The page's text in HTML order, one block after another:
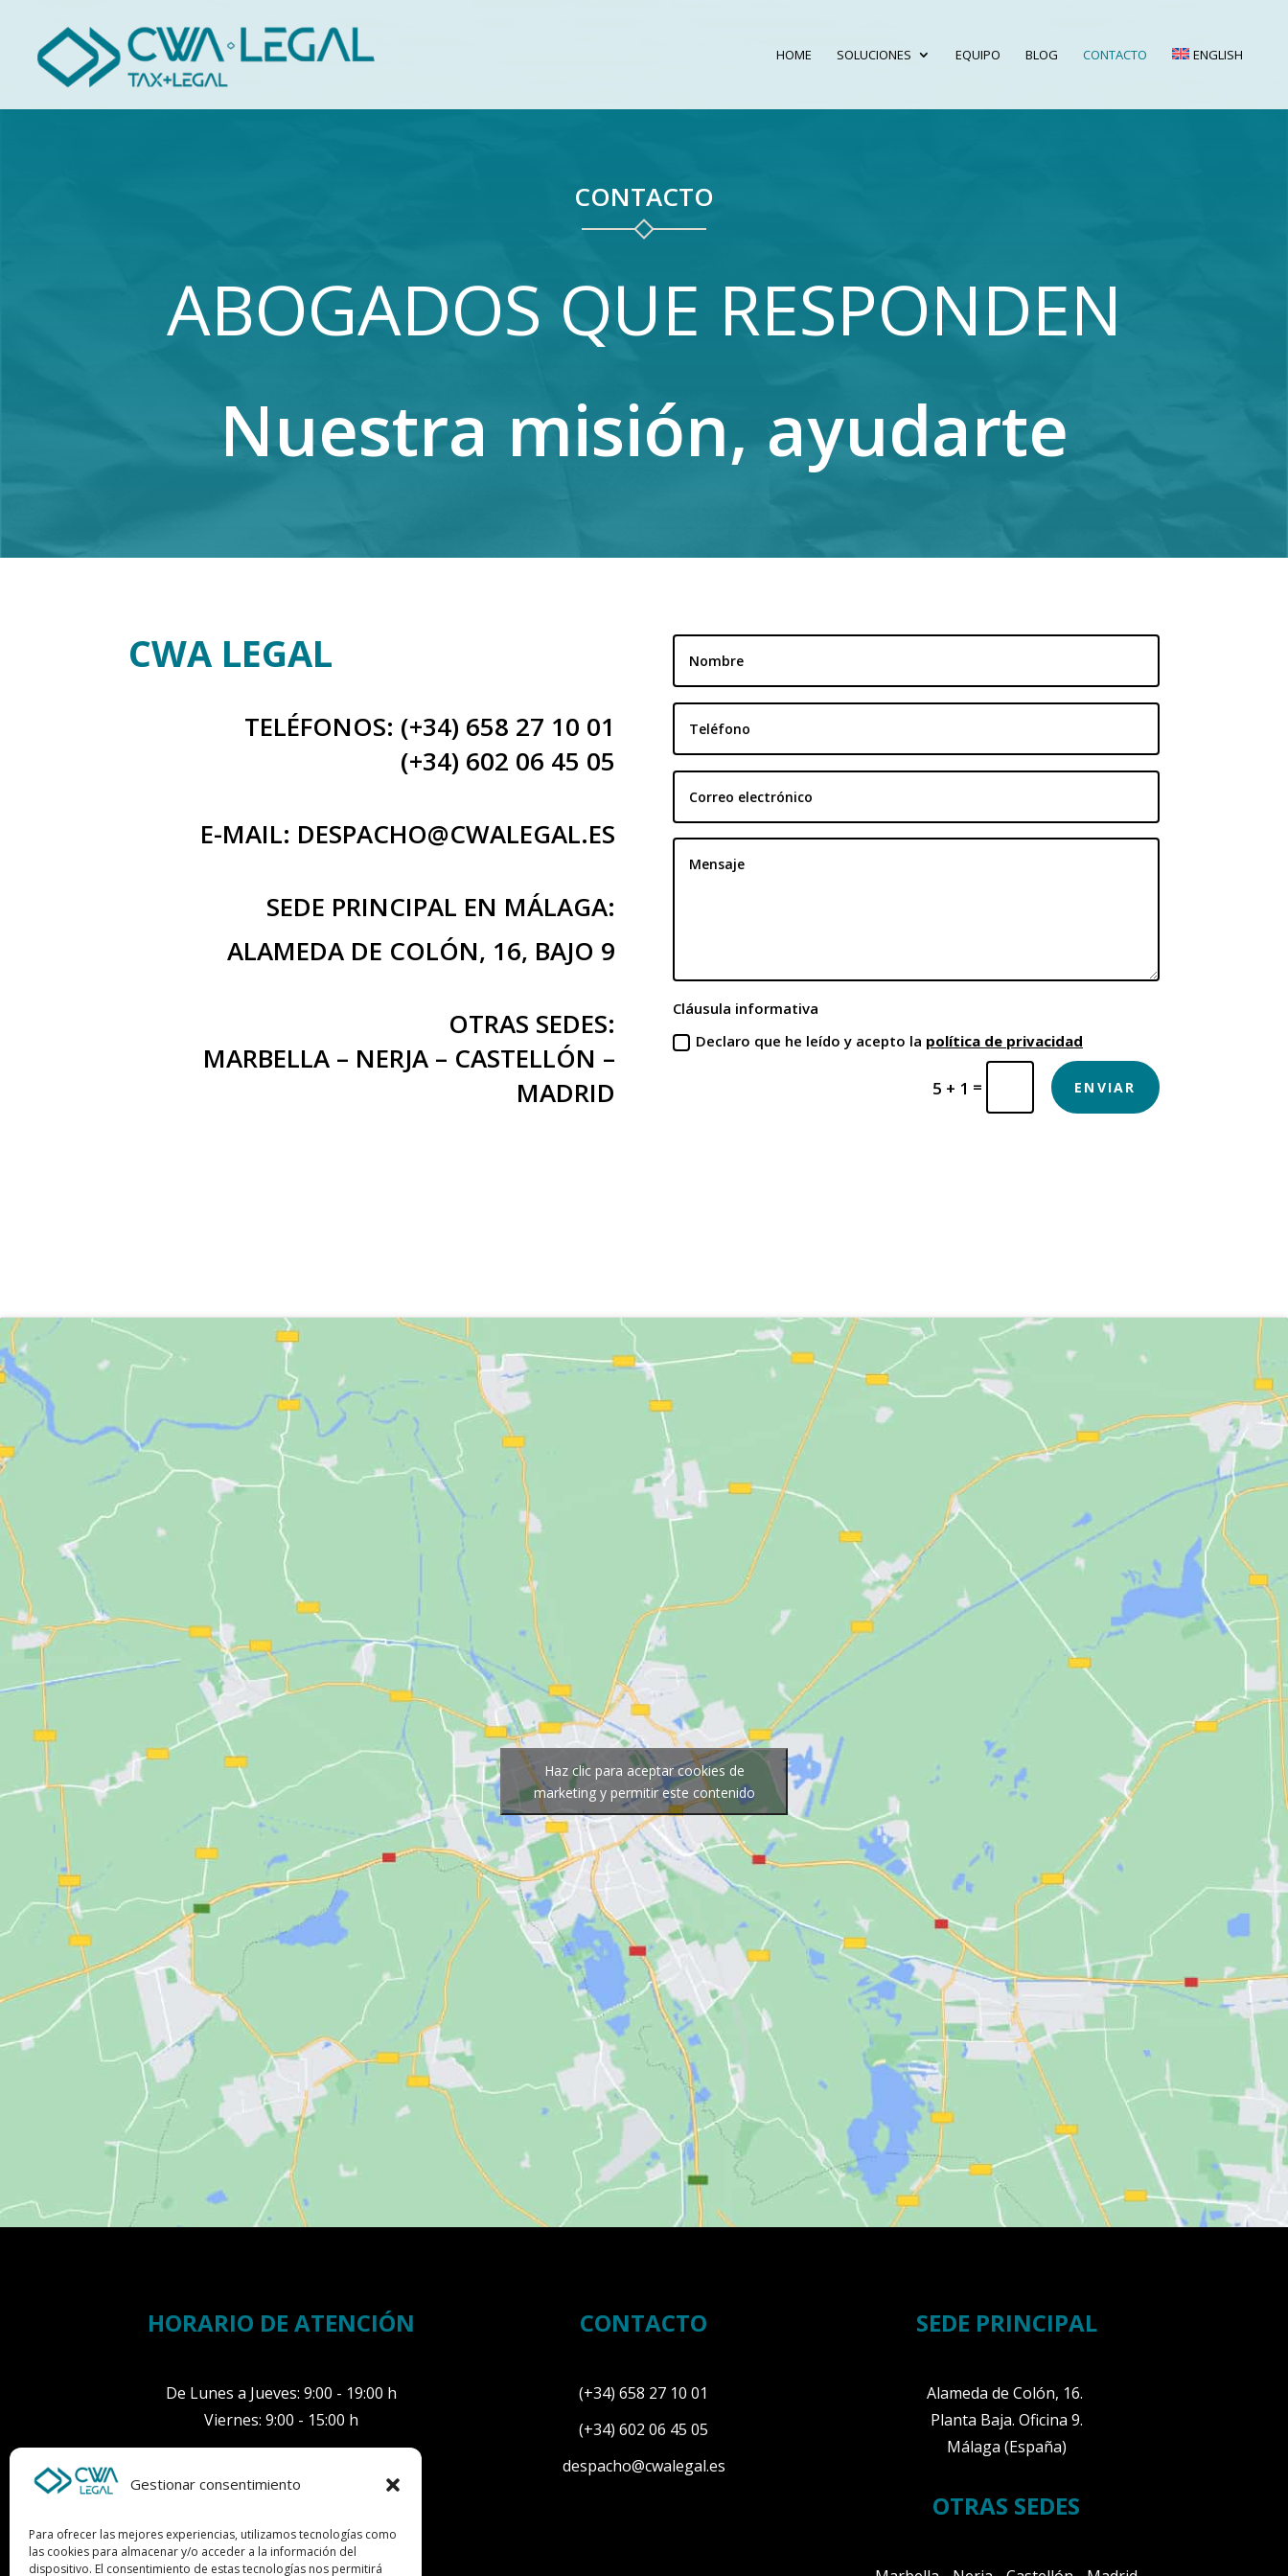
Gestionar consentimiento
Para ofrecer las mejores experiencias, utilizamos tecnologías como
las cookies para almacenar y/o acceder a la información del
dispositivo. El consentimiento de estas tecnologías nos permitirá
HOME SOLUCIONES EQUIPO BLOG CONTACTO ENGLISH
CONTACTO
ABOGADOS QUE RESPONDEN
Nuestra misión, ayudarte
CWA LEGAL
TELÉFONOS: (+34) 658 27 10 01
(+34) 602 06 45 05
E-MAIL: DESPACHO@CWALEGAL.ES
SEDE PRINCIPAL EN MÁLAGA:
ALAMEDA DE COLÓN, 16, BAJO 9
OTRAS SEDES:
MARBELLA – NERJA – CASTELLÓN –
MADRID
Cláusula informativa
Declaro que he leído y acepto la política de privacidad
5 + 1 = ENVIAR
Haz clic para aceptar cookies de
marketing y permitir este contenido
HORARIO DE ATENCIÓN
De Lunes a Jueves: 9:00 - 19:00 h
Viernes: 9:00 - 15:00 h
CONTACTO
(+34) 658 27 10 01
(+34) 602 06 45 05
despacho@cwalegal.es
SEDE PRINCIPAL
Alameda de Colón, 16.
Planta Baja. Oficina 9.
Málaga (España)
OTRAS SEDES